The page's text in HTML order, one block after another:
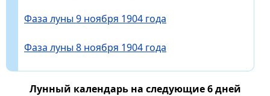
Фаза луны 9 ноября 1904 года
Фаза луны 8 ноября 1904 года
Лунный календарь на следующие 6 дней